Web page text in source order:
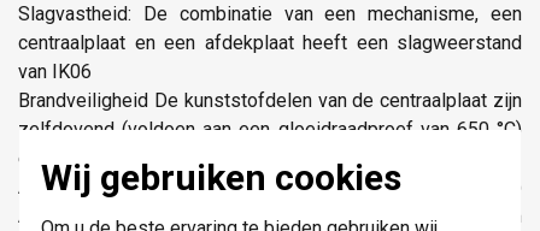
Wij gebruiken cookies
Slagvastheid: De combinatie van een mechanisme, een
centraalplaat en een afdekplaat heeft een slagweerstand
van IK06
Brandveiligheid De kunststofdelen van de centraalplaat zijn
zelfdovend (voldoen aan een gloeidraadproef van 650 °C)
en zijn halogeenvrij.
Afmetingen afwerking met vlakke boord: 56 x 56 mm (HxB)
Afmetingen afwerking zichtbaar gedeelte: 45 x 45 mm